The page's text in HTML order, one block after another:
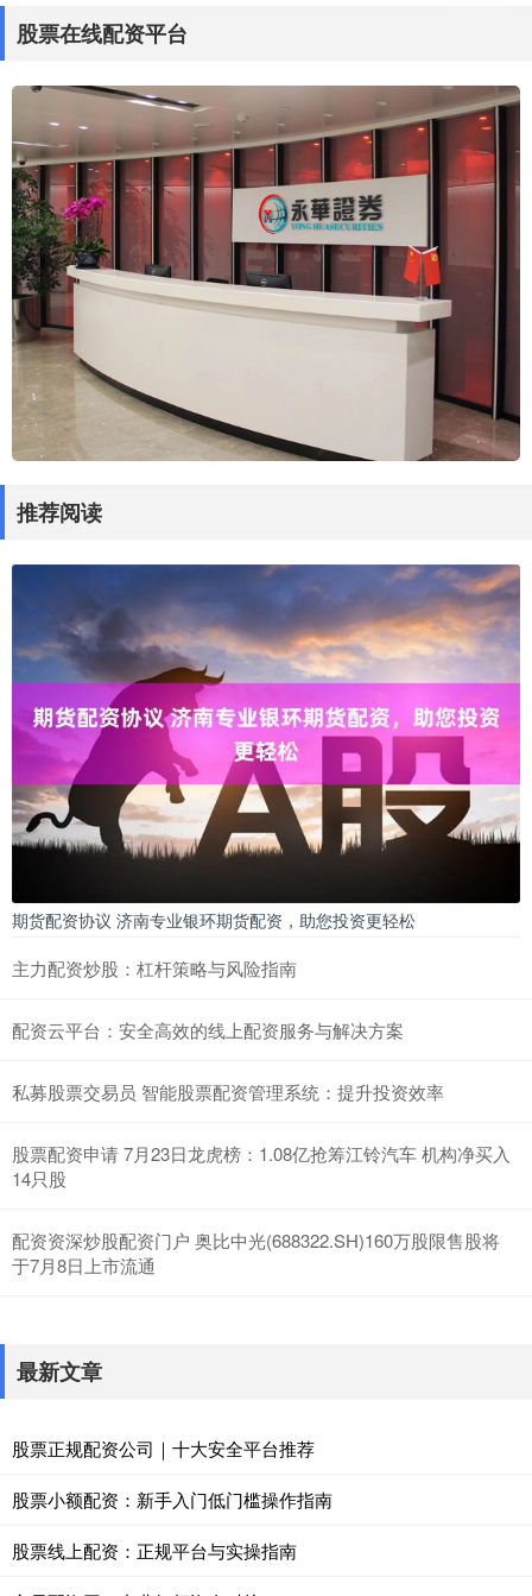
股票在线配资平台
推荐阅读
期货配资协议 济南专业银环期货配资，助您投资更轻松
主力配资炒股：杠杆策略与风险指南
配资云平台：安全高效的线上配资服务与解决方案
私募股票交易员 智能股票配资管理系统：提升投资效率
股票配资申请 7月23日龙虎榜：1.08亿抢筹江铃汽车 机构净买入
14只股
配资资深炒股配资门户 奥比中光(688322.SH)160万股限售股将
于7月8日上市流通
最新文章
股票正规配资公司｜十大安全平台推荐
股票小额配资：新手入门低门槛操作指南
股票线上配资：正规平台与实操指南